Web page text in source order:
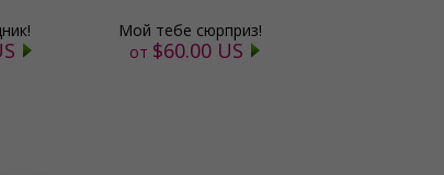
Мой тебе сюрприз!
от $60.00 US